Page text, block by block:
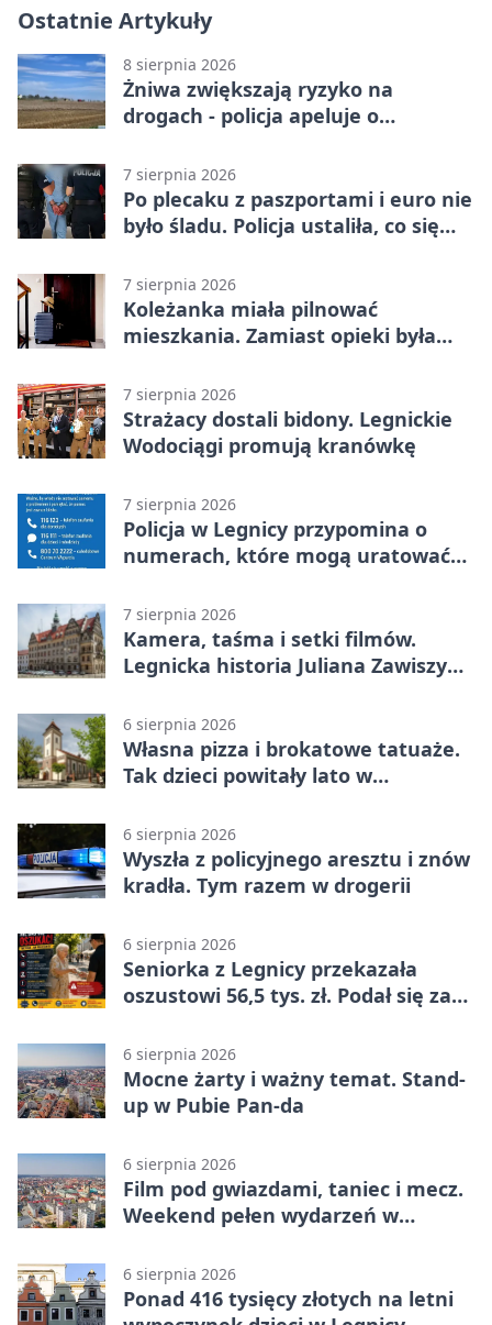
Ostatnie Artykuły
8 sierpnia 2026
Żniwa zwiększają ryzyko na
drogach - policja apeluje o
7 sierpnia 2026
Po plecaku z paszportami i euro nie
było śladu. Policja ustaliła, co się
7 sierpnia 2026
Koleżanka miała pilnować
mieszkania. Zamiast opieki była
7 sierpnia 2026
Strażacy dostali bidony. Legnickie
Wodociągi promują kranówkę
7 sierpnia 2026
Policja w Legnicy przypomina o
numerach, które mogą uratować
7 sierpnia 2026
Kamera, taśma i setki filmów.
Legnicka historia Juliana Zawiszy
6 sierpnia 2026
Własna pizza i brokatowe tatuaże.
Tak dzieci powitały lato w
6 sierpnia 2026
Wyszła z policyjnego aresztu i znów
kradła. Tym razem w drogerii
6 sierpnia 2026
Seniorka z Legnicy przekazała
oszustowi 56,5 tys. zł. Podał się za
6 sierpnia 2026
Mocne żarty i ważny temat. Stand-
up w Pubie Pan-da
6 sierpnia 2026
Film pod gwiazdami, taniec i mecz.
Weekend pełen wydarzeń w
6 sierpnia 2026
Ponad 416 tysięcy złotych na letni